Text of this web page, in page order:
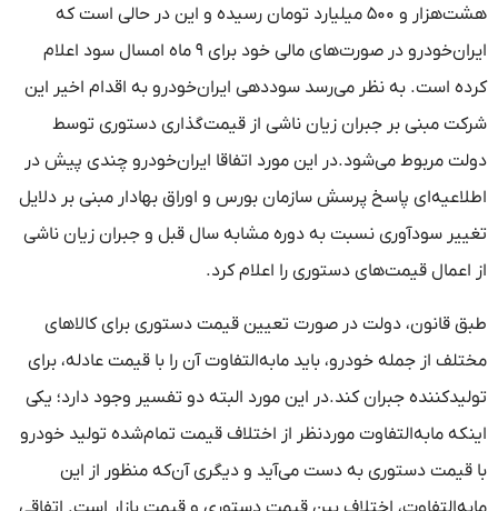
هشت‌هزار و ۵۰۰ میلیارد تومان رسیده و این در حالی است که
ایران‌خودرو در صورت‌های مالی خود برای ۹ ماه امسال سود اعلام
کرده است. به نظر می‌رسد سوددهی ایران‌خودرو به اقدام اخیر این
شرکت مبنی بر جبران زیان ناشی از قیمت‌گذاری دستوری توسط
دولت مربوط می‌شود.در این مورد اتفاقا ایران‌خودرو چندی پیش در
اطلاعیه‌ای پاسخ پرسش سازمان بورس و اوراق بهادار مبنی بر دلایل
تغییر سودآوری نسبت به دوره مشابه سال قبل و جبران زیان ناشی
از اعمال قیمت‌های دستوری را اعلام کرد.
طبق قانون، دولت در صورت تعیین قیمت دستوری برای کالا‌های
مختلف از جمله خودرو، باید ما‌به‌التفاوت آن را با قیمت عادله، برای
تولیدکننده جبران کند.در این مورد البته دو تفسیر وجود دارد؛ یکی
اینکه مابه‌التفاوت موردنظر از اختلاف قیمت تمام‌شده تولید خودرو
با قیمت دستوری به دست می‌آید و دیگری آن‌که منظور از این